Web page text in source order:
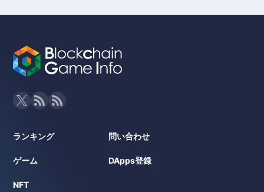
ランキング
ゲーム
NFT
問い合わせ
DApps登録